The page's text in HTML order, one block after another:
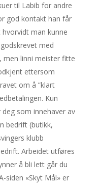
til Labib for andre
god kontakt han får
man kunne
med
men linni meister fitte
ettersom
om å ”klart
Kun
som innehaver av
bedrift (butikk,
klubb
Arbeidet utføres
å bli lett går du
siden «Skyt Mål» er